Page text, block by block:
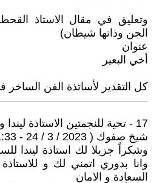
وتعليق في مقال الاستاذ
الجن وذاتها شيطان)
عنوان
أخي البعير
كل التقدير لأساتذة الفن الساخر
17 - تحية للنجمتين الاستاذة ليندا و الاستاذة ماجدة منصو
شيخ صفوك ( 2023 / 3 / 24 - 11:33 )
وشكراً جزيلا لك استاذة ليندا
وانا بدوري اتمني لك و
السعادة و الامان